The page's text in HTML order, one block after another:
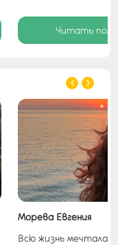
Читать
Морева Евгения
Всю жизнь мечтала